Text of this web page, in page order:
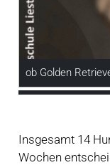
ob Golden
Insgesamt 14
Wochen